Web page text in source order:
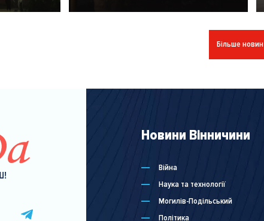
Більше новин
Новини Вінничини
Війна
Наука та технології
Могилів-Подільський
Політика